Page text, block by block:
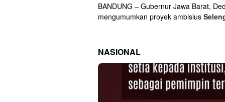
BANDUNG – Gubernur Jawa Barat,
mengumumkan proyek ambisius
NASIONAL